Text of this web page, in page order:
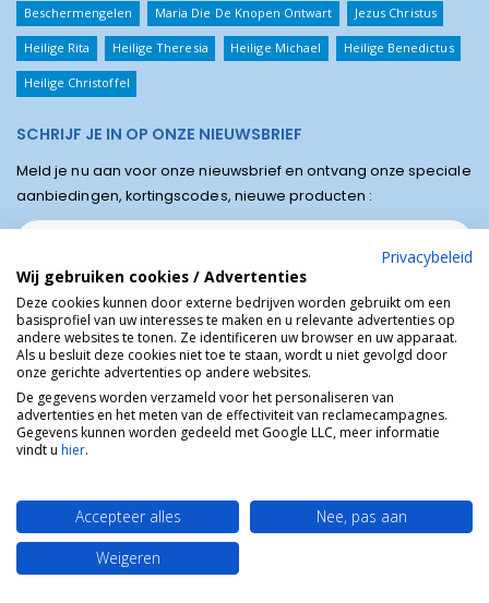
Beschermengelen Maria Die De Knopen Ontwart Jezus Christus
Heilige Rita Heilige Theresia Heilige Michael Heilige Benedictus
Heilige Christoffel
SCHRIJF JE IN OP ONZE NIEUWSBRIEF
Meld je nu aan voor onze nieuwsbrief en ontvang onze speciale
aanbiedingen, kortingscodes, nieuwe producten :
Winkel van Lourdes © Religieuze online winkel van het bedevaartsoord
Lourdes in Frankrijk.
Privacybeleid
Wij gebruiken cookies / Advertenties
Deze cookies kunnen door externe bedrijven worden gebruikt om een
basisprofiel van uw interesses te maken en u relevante advertenties op
andere websites te tonen. Ze identificeren uw browser en uw apparaat.
Als u besluit deze cookies niet toe te staan, wordt u niet gevolgd door
onze gerichte advertenties op andere websites.
De gegevens worden verzameld voor het personaliseren van
advertenties en het meten van de effectiviteit van reclamecampagnes.
Gegevens kunnen worden gedeeld met Google LLC, meer informatie
vindt u hier.
Accepteer alles
Nee, pas aan
Weigeren